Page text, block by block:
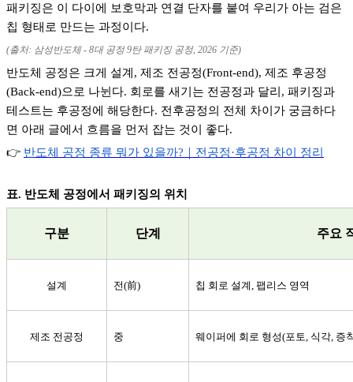
패키징은 이 다이에 보호막과 연결 단자를 붙여 우리가 아는 검은
칩 형태로 만드는 과정이다.
(출처: 삼성반도체- 8대 공정9탄 패키징 공정, 2026 기준)
반도체 공정은 크게 설계 , 제조 전공정(Front-end), 제조 후공정
(Back-end)으로 나뉜다. 회로를 새기는 전공정과 달리 , 패키징과
테스트는 후공정에 해당한다. 전후공정의 전체 차이가 궁금하다
면 아래 글에서 흐름을 먼저 잡는 것이 좋다.
👉 반도체 공정 종류 뭐가 있을까? ｜전공정·후공정 차이 정리
표. 반도체 공정에서 패키징의 위치
구분 단계 주요
설계 전(前) 칩 회로 설계 , 팹리스 영역
제조 전공정 중 웨이퍼에 회로 형성(포토, 식각, 증